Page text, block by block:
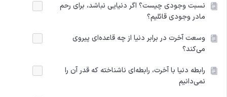
نسبت وجودی چیست؟ اگر دنیایی نباشد، برای رحم
مادر وجودی قائلیم؟
وسعت آخرت در برابر دنیا از چه قاعده‌ای پیروی
می‌کند؟
رابطه دنیا با آخرت، رابطه‌ای ناشناخته که قدر آن را
نمی‌دانیم